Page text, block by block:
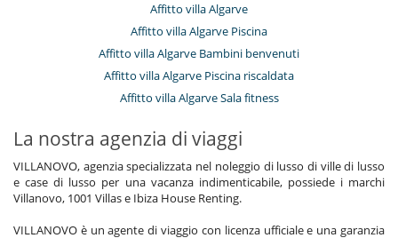
Affitto villa Algarve
Affitto villa Algarve Piscina
Affitto villa Algarve Bambini benvenuti
Affitto villa Algarve Piscina riscaldata
Affitto villa Algarve Sala fitness
La nostra agenzia di viaggi
VILLANOVO, agenzia specializzata nel noleggio di lusso di ville di lusso
e case di lusso per una vacanza indimenticabile, possiede i marchi
Villanovo, 1001 Villas e Ibiza House Renting.
VILLANOVO è un agente di viaggio con licenza ufficiale e una garanzia